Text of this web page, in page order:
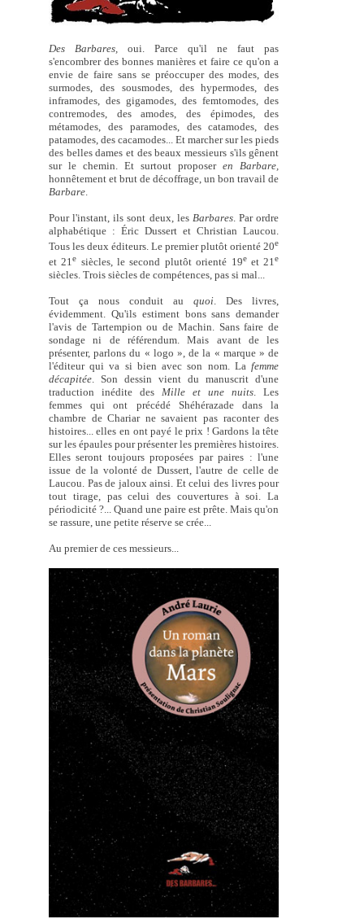
Des Barbares,
oui. Parce qu'il ne faut pas
s'encombrer des bonnes manières et faire ce qu'on a
envie de faire sans se préoccuper des modes, des
surmodes, des sousmodes, des hypermodes, des
inframodes, des gigamodes, des femtomodes, des
contremodes, des amodes, des épimodes, des
métamodes, des paramodes, des catamodes, des
patamodes, des cacamodes... Et marcher sur les pieds
des belles dames et des beaux messieurs s'ils gênent
sur le chemin. Et surtout proposeren Barbare,
honnêtement et brut de décoffrage, un bon travail de
Barbare.
Pour l'instant, ils sont deux, les Barbares. Par ordre
alphabétique : Éric Dussert et Christian Laucou.
Tous les deux éditeurs. Le premier plutôt orienté 20e
et 21e siècles, le second plutôt orienté 19eet 21e
siècles. Trois siècles de compétences, pas si mal...
Tout ça nous conduit auquoi. Des livres,
évidemment. Qu'ils estiment bons sans demander
l'avis de Tartempion ou de Machin. Sans faire de
sondage ni de référendum. Mais avant de les
présenter, parlons du « logo », de la « marque » de
l'éditeur qui va si bien avec son nom. Lafemme
décapitée. Son dessin vient du manuscrit d'une
traduction inédite desMille et une nuits. Les
femmes qui ont précédé Shéhérazade dans la
chambre de Chariar ne savaient pas raconter des
histoires... elles en ont payé le prix ! Gardons la tête
sur les épaules pour présenter les premières histoires.
Elles seront toujours proposées par paires : l'une
issue de la volonté de Dussert, l'autre de celle de
Laucou. Pas de jaloux ainsi. Et celui des livres pour
tout tirage, pas celui des couvertures à soi. La
périodicité ?... Quand une paire est prête. Mais qu'on
se rassure, une petite réserve se crée...
Au premier de ces messieurs...